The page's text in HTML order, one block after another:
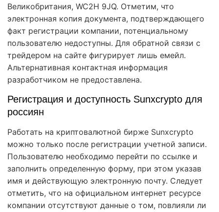
Великобритания, WC2H 9JQ. Отметим, что
электронная копия документа, подтверждающего
факт регистрации компании, потенциальному
пользователю недоступны. Для обратной связи с
трейдером на сайте фигурирует лишь емейл.
Альтернативная контактная информация
разработчиком не предоставлена.
Регистрация и доступность Sunxcrypto для
россиян
Работать на криптовалютной бирже Sunxcrypto
можно только после регистрации учетной записи.
Пользователю необходимо перейти по ссылке и
заполнить определенную форму, при этом указав
имя и действующую электронную почту. Следует
отметить, что на официальном интернет ресурсе
компании отсутствуют данные о том, повлияли ли